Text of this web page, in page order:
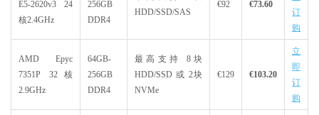
E5-2620v3 24
核2.4GHz
256GB
DDR4
HDD/SSD/SAS
€92 €73.60
订
购
AMD Epyc
7351P 32核
2.9GHz
64GB-
256GB
DDR4
最高支持 8块
HDD/SSD 或 2块
NVMe
€129 €103.20
立
即
订
购